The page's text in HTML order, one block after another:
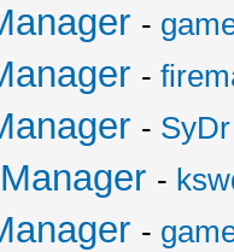
-
-
- SyDr
-
-